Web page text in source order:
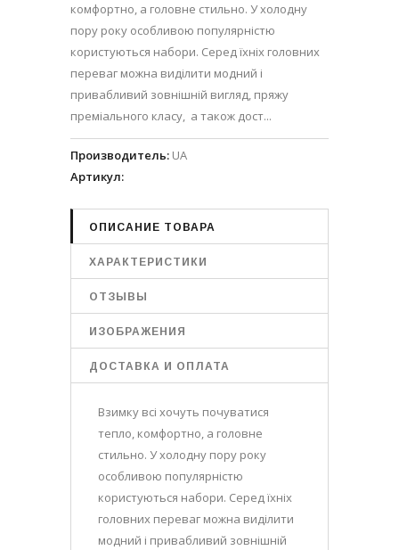
комфортно, а головне стильно. У холодну
пору року особливою популярністю
користуються набори. Серед їхніх головних
переваг можна виділити модний і
привабливий зовнішній вигляд, пряжу
преміального класу, а також дост...
Производитель: UA
Артикул:
ОПИСАНИЕ ТОВАРА
ХАРАКТЕРИСТИКИ
ОТЗЫВЫ
ИЗОБРАЖЕНИЯ
ДОСТАВКА И ОПЛАТА
Взимку всі хочуть почуватися
тепло, комфортно, а головне
стильно. У холодну пору року
особливою популярністю
користуються набори. Серед їхніх
головних переваг можна виділити
модний і привабливий зовнішній